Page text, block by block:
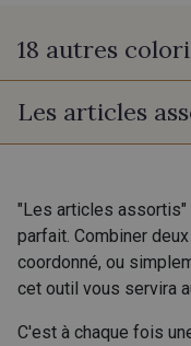
18 autres
60 - Noir
73 - Rose poudré
Les articles
"Les articles assortis"
parfait. Combiner
coordonné, ou
cet outil vous servira
C'est à chaque fois